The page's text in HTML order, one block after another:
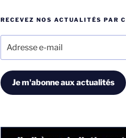
RECEVEZ NOS ACTUALITÉS PAR
mail
Je m'abonne aux actualités